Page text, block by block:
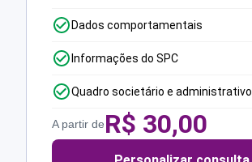
Dados comportamentais
Informações do SPC
Quadro societário e administrativo
A partir deR$ 30,00